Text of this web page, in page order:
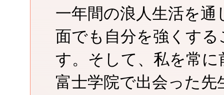
一年間の浪人生活を
面でも自分を強くす
す。そして、私を常
富士学院で出会った